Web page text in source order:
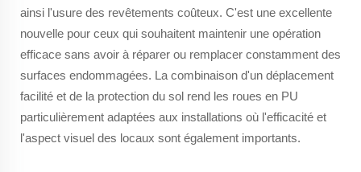
ainsi l'usure des revêtements coûteux. C'est une excellente
nouvelle pour ceux qui souhaitent maintenir une opération
efficace sans avoir à réparer ou remplacer constamment des
surfaces endommagées. La combinaison d'un déplacement
facilité et de la protection du sol rend les roues en PU
particulièrement adaptées aux installations où l'efficacité et
l'aspect visuel des locaux sont également importants.